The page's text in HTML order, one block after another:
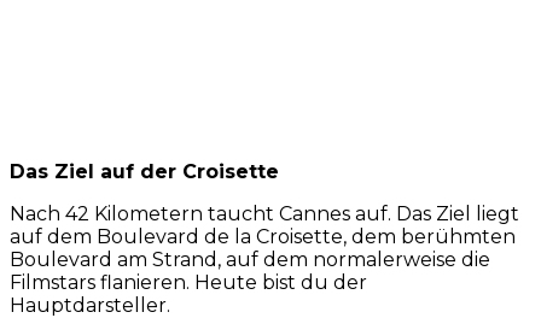
Das Ziel auf der Croisette
Nach 42 Kilometern taucht Cannes auf. Das Ziel liegt
auf dem Boulevard de la Croisette, dem berühmten
Boulevard am Strand, auf dem normalerweise die
Filmstars flanieren. Heute bist du der
Hauptdarsteller.